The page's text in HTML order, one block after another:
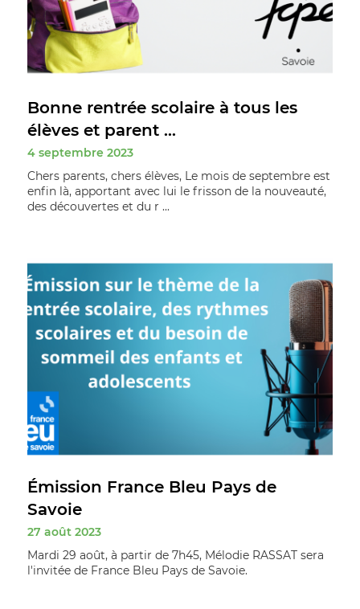
Bonne rentrée scolaire à tous les
élèves et parent ...
4 septembre 2023
Chers parents, chers élèves, Le mois de septembre est
enfin là, apportant avec lui le frisson de la nouveauté,
des découvertes et du r ...
Émission France Bleu Pays de
Savoie
27 août 2023
Mardi 29 août, à partir de 7h45, Mélodie RASSAT sera
l'invitée de France Bleu Pays de Savoie.